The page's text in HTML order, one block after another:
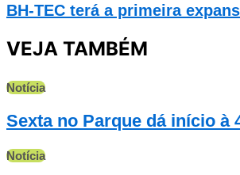
BH-TEC terá a primeira
VEJA TAMBÉM
Notícia
Sexta no Parque dá início à
Notícia